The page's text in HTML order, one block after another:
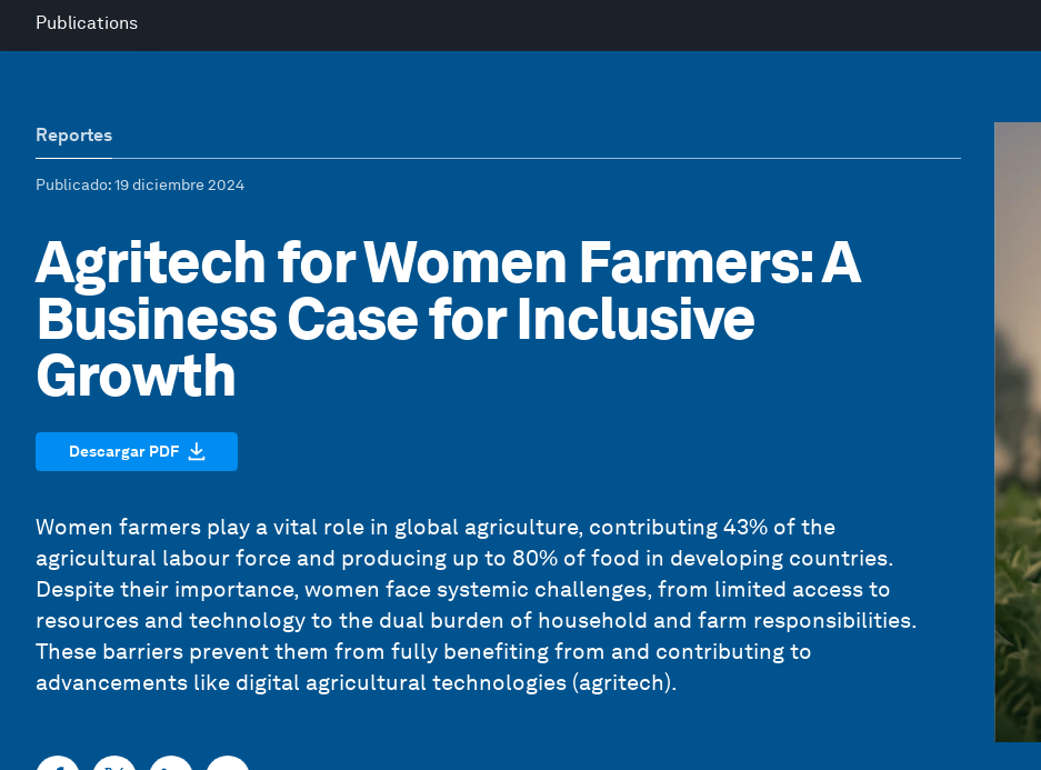
Publications
Reportes
Publicado: 19 diciembre 2024
Agritech for Women Farmers: A
Business Case for Inclusive
Growth
Descargar PDF
Women farmers play a vital role in global agriculture, contributing 43% of the
agricultural labour force and producing up to 80% of food in developing countries.
Despite their importance, women face systemic challenges, from limited access to
resources and technology to the dual burden of household and farm responsibilities.
These barriers prevent them from fully benefiting from and contributing to
advancements like digital agricultural technologies (agritech).